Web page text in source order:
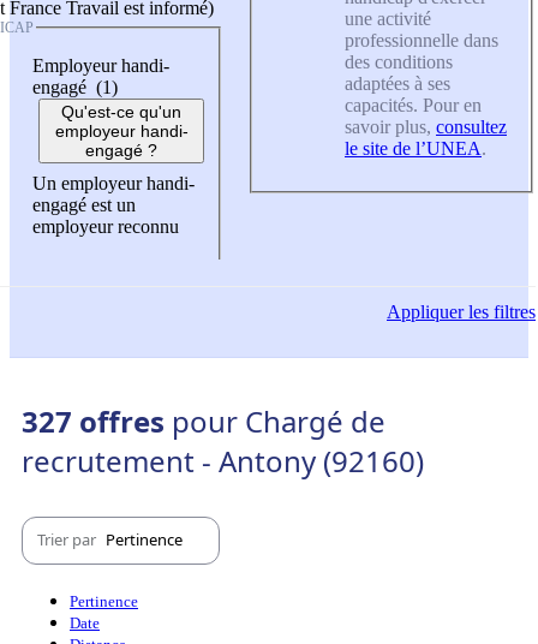
France Travail est informé)
Employeur handi-
engagé (1)
Qu'est-ce qu'un
employeur handi-
engagé ?
Un employeur handi-
engagé est un
employeur reconnu
une activité
professionnelle dans
des conditions
adaptées à ses
capacités. Pour en
savoir plus, consultez
le site de l’UNEA.
Appliquerles filtres
327 offres pour Chargé de
recrutement - Antony (92160)
Trier par Pertinence
Pertinence
Date